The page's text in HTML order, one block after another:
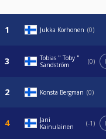
Jukka Korhonen 0
Tobias " Toby "
Sandström
0
Konsta Bergman 0
Jani
Kainulainen
-1